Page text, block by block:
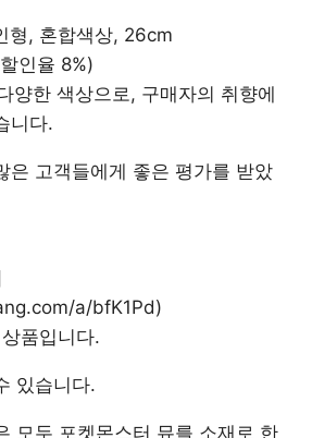
형, 혼합색상, 26cm
인율 8%)
양한 색상으로, 구매자의 취향에
니다.
고객들에게 좋은 평가를 받았
a/bfK1Pd)
품입니다.
있습니다.
모두 포켓몬스터 뮤를 소재로 한